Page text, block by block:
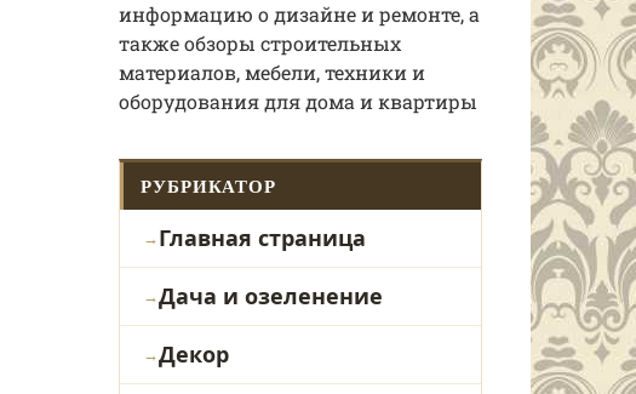
информацию о дизайне и ремонте, а
также обзоры строительных
материалов, мебели, техники и
оборудования для дома и квартиры
РУБРИКАТОР
Главная страница
Дача и озеленение
Декор